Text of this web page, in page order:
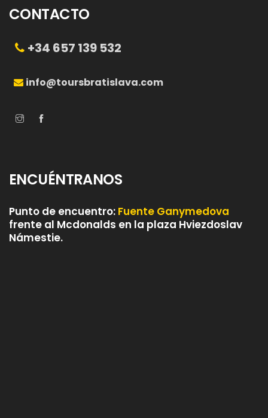
CONTACTO
+34 657 139 532
info@toursbratislava.com
ENCUÉNTRANOS
Punto de encuentro: Fuente Ganymedova
frente al Mcdonalds en la plaza Hviezdoslav
Námestie.